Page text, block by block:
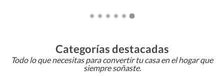
Categorías destacadas
Todo lo que necesitas para convertir tu casa en el hogar que
siempre soñaste.